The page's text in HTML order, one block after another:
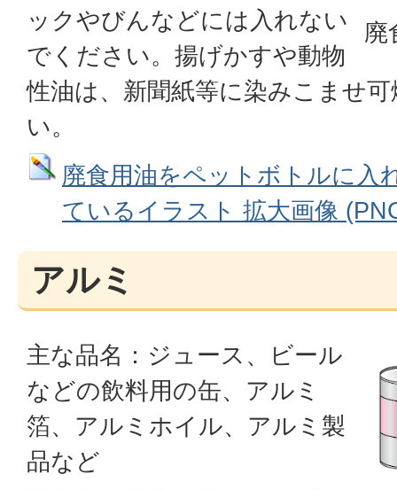
廃
ックやびんなどには入れない
でください。揚げかすや動物
性油は、新聞紙等に染みこませ
い。
廃食用油をペットボトルに入
ているイラスト 拡大画像
アルミ
主な品名：ジュース、ビール
などの飲料用の缶、アルミ
箔、アルミホイル、アルミ製
品など